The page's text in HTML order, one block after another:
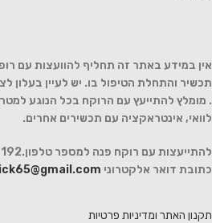
אין במידע באתר זה תחליף להוועצות עם
תכשיר והתחלת הטיפול בו. יש לעיין בעלון
. מומלץ להתייעץ עם הרוקח בכל הנוגע
לוואי, אינטראקציה עם תכשירים אחרים.
כתובת דואר אלקטרוני
תקנון האתר ומדיניות פרטיות